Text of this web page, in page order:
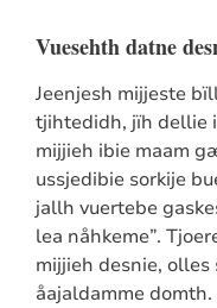
Vuesehth datne
Jeenjesh mijjeste
tjihtedidh, jïh dellie
mijjieh ibie maam
ussjedibie sorkije
jallh vuertebe
lea nåhkeme”.
mijjieh desnie,
åajaldamme domth.